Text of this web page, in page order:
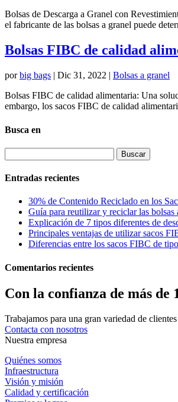
Bolsas de Descarga a Granel con
el fabricante de las bolsas a granel puede
Bolsas FIBC de calidad
porbig bags | Dic 31, 2022 | Bolsas a granel
Bolsas FIBC de calidad alimentaria: Una
embargo, los sacos FIBC de calidad
Busca en
Entradas recientes
30% de Contenido Reciclado en los
Guía para reutilizar y reciclar las bolsas
Explicación de 7 tipos diferentes de
Principales ventajas de utilizar sacos
Diferencias entre los sacos FIBC de
Comentarios recientes
Con la confianza de más de
Trabajamos para una gran variedad de
Contacta con nosotros
Nuestra empresa
Quiénes somos
Infraestructura
Visión y misión
Calidad y certificación